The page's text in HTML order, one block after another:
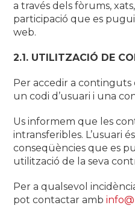
a través dels fòrums,
participació que es
web.
2.1. UTILITZACIÓ DE
Per accedir a continguts
un codi d’usuari i una
Us informem que les
intransferibles. L’usuari
conseqüències que es
utilització de la seva
Per a qualsevol
pot contactar amb